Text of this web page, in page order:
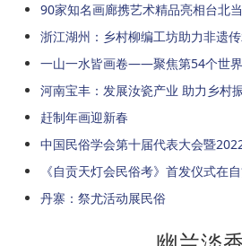
90家知名画廊携艺术精品亮相台北
浙江湖州：乡村柳编工坊助力非遗
一山一水皆画卷——聚焦第54个世
河南宝丰：发展汝瓷产业 助力乡村
赶制年画迎新春
中国民俗学会第十届代表大会暨
《自贡天灯会民俗考》首发仪式在
丹寨：祭尤活动展民俗